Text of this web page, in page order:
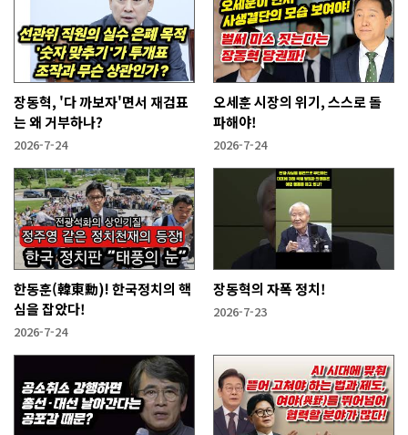
장동혁, '다 까보자'면서 재검표
는 왜 거부하나?
2026-7-24
오세훈 시장의 위기, 스스로 돌
파해야!
2026-7-24
한동훈(韓東勳)! 한국정치의 핵
심을 잡았다!
2026-7-24
장동혁의 자폭 정치!
2026-7-23